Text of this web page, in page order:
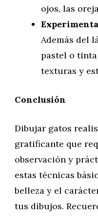
ojos, las
Además del
pastel o
texturas y
Conclusión
Dibujar gatos
gratificante que
observación y
estas técnicas
belleza y el
tus dibujos.